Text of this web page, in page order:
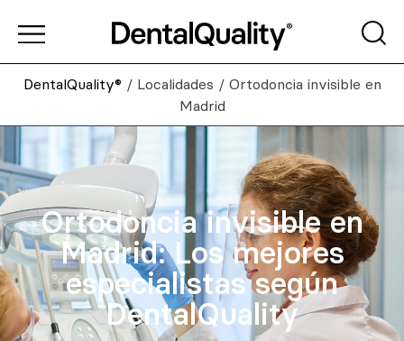
DentalQuality® / Localidades / Ortodoncia invisible en
Madrid
Ortodoncia invisible en
Madrid: Los mejores
especialistas según
DentalQuality